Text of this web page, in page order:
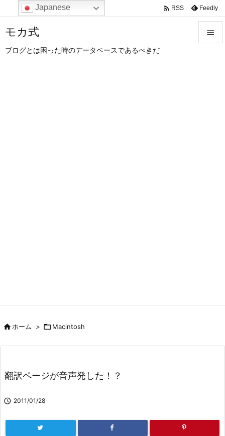
モカ式
ブログとは困った時のデータベースであるべきだ

 RSS Feedly
ホーム > Macintosh
翻訳ページが音声発した！？
 2011/01/28
Japanese